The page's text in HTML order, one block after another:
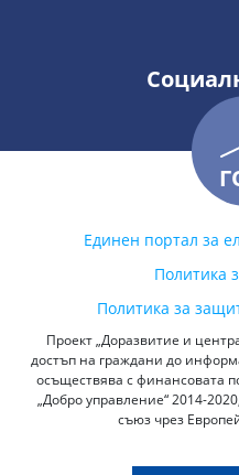
Единен портал за
Политика
Политика за
Проект „Доразвитие и
достъп на граждани до
осъществява с финансовата
„Добро управление“ 2014-
съюз чрез